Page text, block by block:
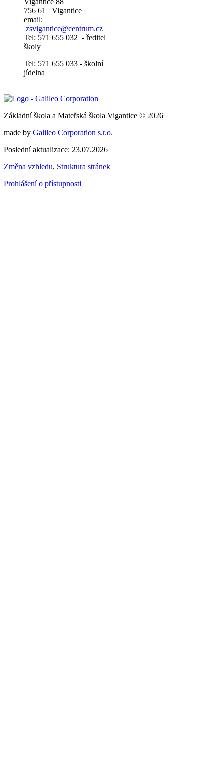
756 61 Vigantice
email:
zsvigantice@centrum.cz
Tel: 571 655 032 - ředitel
školy
Tel: 571 655 033 - školní
jídelna
Základní škola a Mateřská škola Vigantice © 2026
made by Galileo Corporation s.r.o.
Poslední aktualizace: 23.07.2026
Změna vzhledu, Struktura stránek
Prohlášení o přístupnosti